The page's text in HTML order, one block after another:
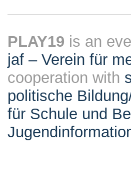
PLAY19 is an
jaf – Verein für
cooperation with
politische
für Schule und